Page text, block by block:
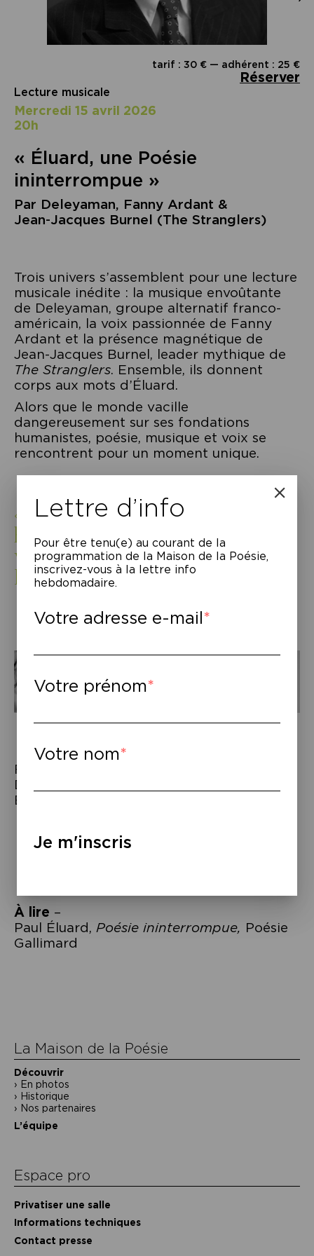
tarif : 30 € — adhérent : 25 €
Réserver
Lecture musicale
mercredi 15 avril 2026
20h
« Éluard, une Poésie
ininterrompue »
Par Deleyaman, Fanny Ardant &
Jean‑Jacques Burnel (The Stranglers)
Trois univers s’assemblent pour une lecture
musicale inédite : la musique envoûtante
de Deleyaman, groupe alternatif franco-
américain, la voix passionnée de Fanny
Ardant et la présence magnétique de
Jean-Jacques Burnel, leader mythique de
The Stranglers. Ensemble, ils donnent
corps aux mots d’Éluard.
Alors que le monde vacille
dangereusement sur ses fondations
humanistes, poésie, musique et voix se
rencontrent pour un moment unique.
« Voici que les poètes sont des
hommes parmi les hommes,
voici qu’ils ont des frères.»
Paul Éluard
Fanny Ardant ©Stéphane Cardinale /
Deleyaman ©Nils Valdes/ Jean-Jacques
Burnel ©Colin Hawkins
À lire –
Paul Éluard, Poésie ininterrompue, Poésie
Gallimard
La Maison de la Poésie
Découvrir
En photos
Historique
Nos partenaires
L’équipe
Espace pro
Privatiser une salle
Informations techniques
Contact presse
Lettre d’info
Pour être tenu(e) au courant de la
programmation de la Maison de la Poésie,
inscrivez-vous à la lettre info
hebdomadaire.
Votre adresse e-mail
Votre prénom
Votre nom
Je m'inscris